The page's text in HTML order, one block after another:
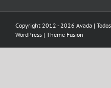
Copyright 2012 - 2026 Avada |
WordPress | Theme Fusion